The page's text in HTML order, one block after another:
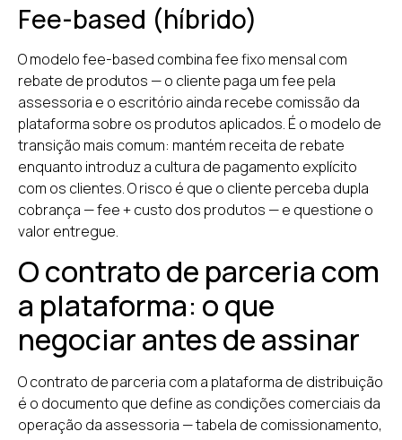
Fee-based (híbrido)
O modelo fee-based combina fee fixo mensal com
rebate de produtos — o cliente paga um fee pela
assessoria e o escritório ainda recebe comissão da
plataforma sobre os produtos aplicados. É o modelo de
transição mais comum: mantém receita de rebate
enquanto introduz a cultura de pagamento explícito
com os clientes. O risco é que o cliente perceba dupla
cobrança — fee + custo dos produtos — e questione o
valor entregue.
O contrato de parceria com
a plataforma: o que
negociar antes de assinar
O contrato de parceria com a plataforma de distribuição
é o documento que define as condições comerciais da
operação da assessoria — tabela de comissionamento,